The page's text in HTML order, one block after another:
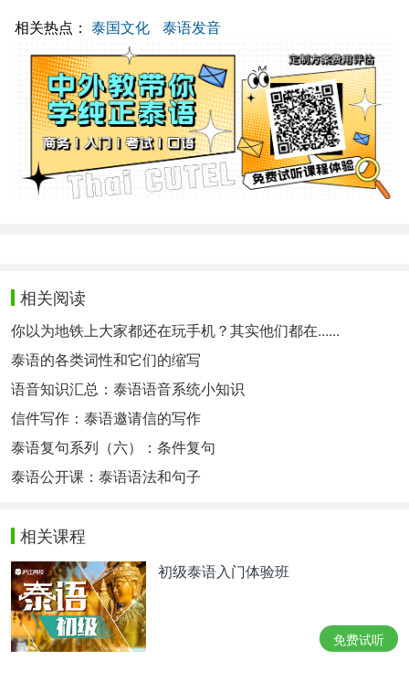
相关热点： 泰国文化 泰语发音
相关阅读
你以为地铁上大家都还在玩手机？其实他们都在......
泰语的各类词性和它们的缩写
语音知识汇总：泰语语音系统小知识
信件写作：泰语邀请信的写作
泰语复句系列（六）：条件复句
泰语公开课：泰语语法和句子
相关课程
初级泰语入门体验班
免费试听